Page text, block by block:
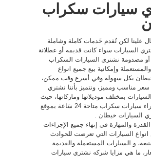
سيارات سكراب
علينا لكن نُقدم خَدمات كاملة وشاملة
السيارات سواء كانت قديمه أو عطلانة
أو مصدومة نشتري السيارات السكراب
وإمكانية بيع جميع انواع
بكل سهولة وفي أسرع وقت ممكن،
مناسب ومميز، ونتميز بأننا نشتري
بمختلف موديلاتها وماركاتها، حيث
أن خدمة شراء سيارات سكراب متاحة 24 سَاعة بموقع
السيارات خيطان .
والمهارة في إنهاء جميع الإجراءات
السيارات التي تعرضت للحوادث
و السيارات المستعملة والقديمة
ما هي مزايا شركه نشتري سيارات